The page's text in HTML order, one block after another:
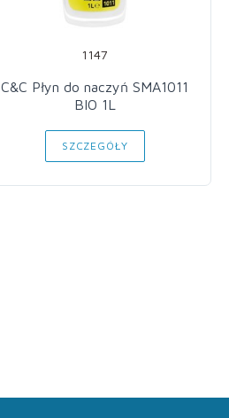
1147
C&C Płyn do naczyń SMA1011
BIO 1L
SZCZEGÓŁY